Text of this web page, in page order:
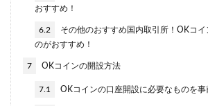
おすすめ！
6.2
その他のおすすめ国内取引所！OKコ
のがおすすめ！
7 OKコインの開設方法
7.1 OKコインの口座開設に必要なものを事